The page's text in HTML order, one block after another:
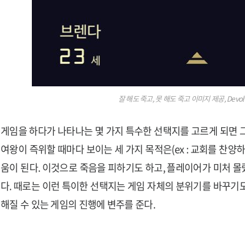
잘 해도 죽고, 못 해도 죽고 이미지 제공,
게임을 하다가 나타나는 몇 가지 특수한 선택지를 고르게 되면
여왕이 즉위할 때마다 보이는 세 가지 목적은(ex : 교회를 찬양
움이 된다. 이것으로 죽음을 피하기도 하고, 플레이어가 미처
다. 때로는 이런 특이한 선택지는 게임 자체의 분위기를 바꾸
해질 수 있는 게임의 진행에 변주를 준다.